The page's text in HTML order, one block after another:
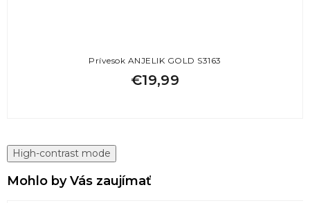
Prívesok ANJELIK GOLD S3163
€19,99
High-contrast mode
Mohlo by Vás zaujímať